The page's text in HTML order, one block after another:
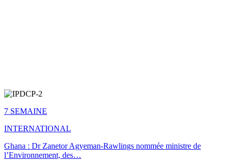
7 SEMAINE
INTERNATIONAL
Ghana : Dr Zanetor Agyeman-Rawlings nommée ministre de
l’Environnement, des…